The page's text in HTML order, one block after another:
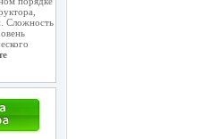
Сложность